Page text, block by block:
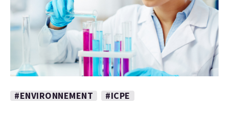
#ENVIRONNEMENT #ICPE